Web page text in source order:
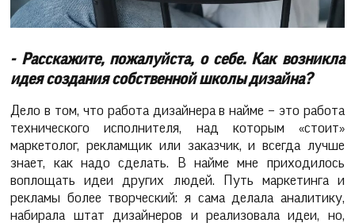
- Расскажите, пожалуйста, о себе. Как возникла
идея создания собственной школы дизайна?
Дело в том, что работа дизайнера в найме – это работа
технического исполнителя, над которым «стоит»
маркетолог, рекламщик или заказчик, и всегда лучше
знает, как надо сделать. В найме мне приходилось
воплощать идеи других людей. Путь маркетинга и
рекламы более творческий: я сама делала аналитику,
набирала штат дизайнеров и реализовала идеи, но,